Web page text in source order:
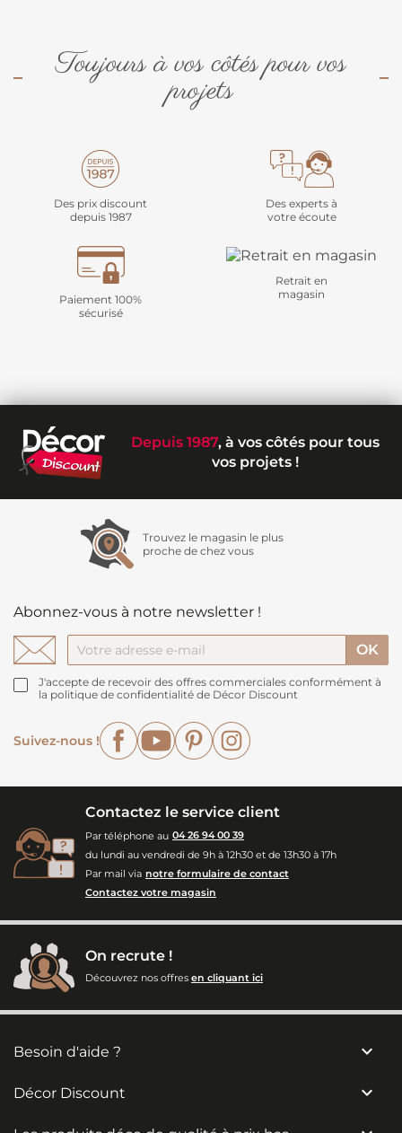
Toujours à vos côtés pour vos
projets
Des prix discount
depuis 1987
Des experts à
votre écoute
Paiement 100%
sécurisé
Retrait en
magasin
Depuis 1987, à vos côtés pour tous
vos projets !
Trouvez le magasin le plus
proche de chez vous
Abonnez-vous à notre newsletter !
J'accepte de recevoir des offres commerciales conformément à
la politique de confidentialité de Décor Discount
Suivez-nous !
FacebookYouTubePinterest
Contactez le service client
Par téléphone au 04 26 94 00 39
du lundi au vendredi de 9h à 12h30 et de 13h30 à 17h
Par mail via notre formulaire de contact
Contactez votre magasin
On recrute !
Découvrez nos offres en cliquant ici
Besoin d'aide ? 
Décor Discount 